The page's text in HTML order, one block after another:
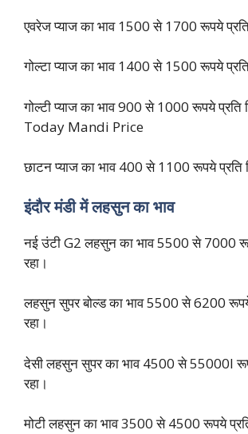
एवरेज प्याज का भाव 1500 से 1700 रूपये
गोल्टा प्याज का भाव 1400 से 1500 रूपये
गोल्टी प्याज का भाव 900 से 1000 रूपये प्रति
Today Mandi Price
छाटन प्याज का भाव 400 से 1100 रूपये प्रति
इंदौर मंडी में लहसुन का भाव
नई उंटी G2 लहसुन का भाव 5500 से 7000
रहा।
लहसुन सुपर बोल्ड का भाव 5500 से 6200
रहा।
देसी लहसुन सुपर का भाव 4500 से 55000l
रहा।
मोटी लहसुन का भाव 3500 से 4500 रूपये